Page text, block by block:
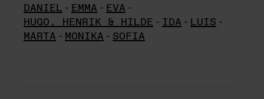
DANIEL - EMMA - EVA -
HUGO, HENRIK & HILDE - IDA - LUIS -
MARTA - MONIKA - SOFIA